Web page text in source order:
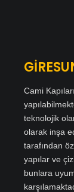
Cami
teknolojik
olarak inşa
tarafından
yapılar ve
bunlara